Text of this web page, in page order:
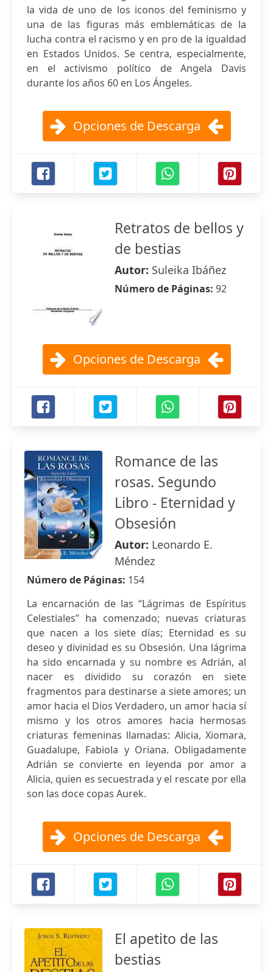
la vida de uno de los iconos del feminismo y
una de las figuras más emblemáticas de la
lucha contra el racismo y en pro de la igualdad
en Estados Unidos. Se centra, especialmente,
en el activismo político de Angela Davis
durante los años 60 en Los Ángeles.
Opciones de Descarga
Retratos de bellos y
de bestias
Autor: Suleika Ibáñez
Número de Páginas: 92
Opciones de Descarga
Romance de las
rosas. Segundo
Libro - Eternidad y
Obsesión
Autor: Leonardo E.
Méndez
Número de Páginas: 154
La encarnación de las “Lágrimas de Espíritus
Celestiales” ha comenzado; nuevas criaturas
que nacen a los siete días; Eternidad es su
deseo y divinidad es su Obsesión. Una lágrima
ha sido encarnada y su nombre es Adrián, al
nacer es dividido su corazón en siete
fragmentos para destinarse a siete amores; un
amor hacia el Dios Verdadero, un amor hacia sí
mismo y los otros amores hacia hermosas
criaturas femeninas llamadas: Alicia, Xiomara,
Guadalupe, Fabiola y Oriana. Obligadamente
Adrián se convierte en leyenda por amor a
Alicia, quien es secuestrada y el rescate por ella
son las doce copas Aurek.
Opciones de Descarga
El apetito de las
bestias